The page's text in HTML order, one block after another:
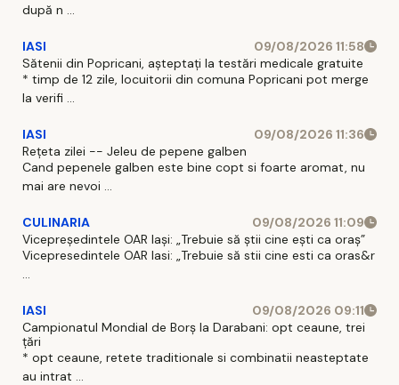
după n ...
IASI
09/08/2026 11:58
Sătenii din Popricani, așteptați la testări medicale gratuite
* timp de 12 zile, locuitorii din comuna Popricani pot merge
la verifi ...
IASI
09/08/2026 11:36
Rețeta zilei -- Jeleu de pepene galben
Cand pepenele galben este bine copt si foarte aromat, nu
mai are nevoi ...
CULINARIA
09/08/2026 11:09
Vicepreședintele OAR Iași: „Trebuie să știi cine ești ca oraș”
Vicepresedintele OAR Iasi: „Trebuie să stii cine esti ca oras&r
IASI
09/08/2026 09:11
Campionatul Mondial de Borș la Darabani: opt ceaune, trei
țări
* opt ceaune, retete traditionale si combinatii neasteptate
au intrat ...